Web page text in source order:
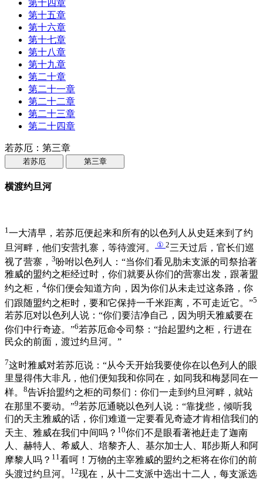
第十四章
第十五章
第十六章
第十七章
第十八章
第十九章
第二十章
第二十一章
第二十二章
第二十三章
第二十四章
若苏厄：第三章
若苏厄 第三章
横渡约旦河
1一大清早，若苏厄便起来和所有的以色列人从史廷来到了约
旦河畔，他们安营扎寨，等待渡河。
① 2三天过后，官长们巡
视了营寨， 3吩咐以色列人：“当你们看见肋未支派的司祭抬著
雅威的盟约之柜经过时，你们就要从你们的营寨出发，跟著盟
约之柜， 4你们便会知道方向，因为你们从未走过这条路，你
们跟随盟约之柜时，要和它保持一千米距离，不可走近它。”5
若苏厄对以色列人说：“你们要洁净自己，因为明天雅威要在
你们中行奇迹。”6若苏厄命令司祭：“抬起盟约之柜，行进在
民众的前面，渡过约旦河。”
7这时雅威对若苏厄说：“从今天开始我要使你在以色列人的眼
里显得伟大非凡，他们便知我和你同在，如同我和梅瑟同在一
样。 8告诉抬盟约之柜的司祭们：你们一走到约旦河畔，就站
在那里不要动。”9若苏厄通晓以色列人说：“靠拢些，倾听我
们的天主雅威的话，你们难道一定要看见奇迹才肯相信我们的
天主、雅威在我们中间吗？ 10你们不是眼看著祂赶走了迦南
人、赫特人、希威人、培黎齐人、基尔加士人、耶步斯人和阿
摩黎人吗？ 11 看呵！万物的主宰雅威的盟约之柜将在你们的前
头渡过约旦河。
12现在，从十二支派中选出十二人，每支派选